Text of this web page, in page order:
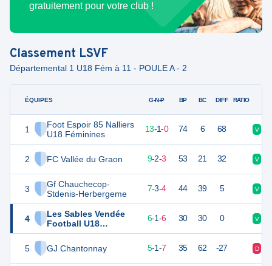
gratuitement pour votre club !
Classement LSVF
Départemental 1 U18 Fém à 11 - POULE A - 2
ÉQUIPES
1
Foot Espoir 85 Nalliers
U18 Féminines
2 FC Vallée du Graon
3
Gf Chauchecop-
Stdenis-Herbergeme
4
Les Sables Vendée
Football U18
Féminines
5
GJ Chantonnay
G-N-P BP BC DIFF RATIO
40 14 13-1-0 74 6 68 V
29 9-2-3 53 21 32 V
7-3-4 44 39 5 V
18 6-1-6 30 30 0 V
15 5-1-7 35 62 -27 D